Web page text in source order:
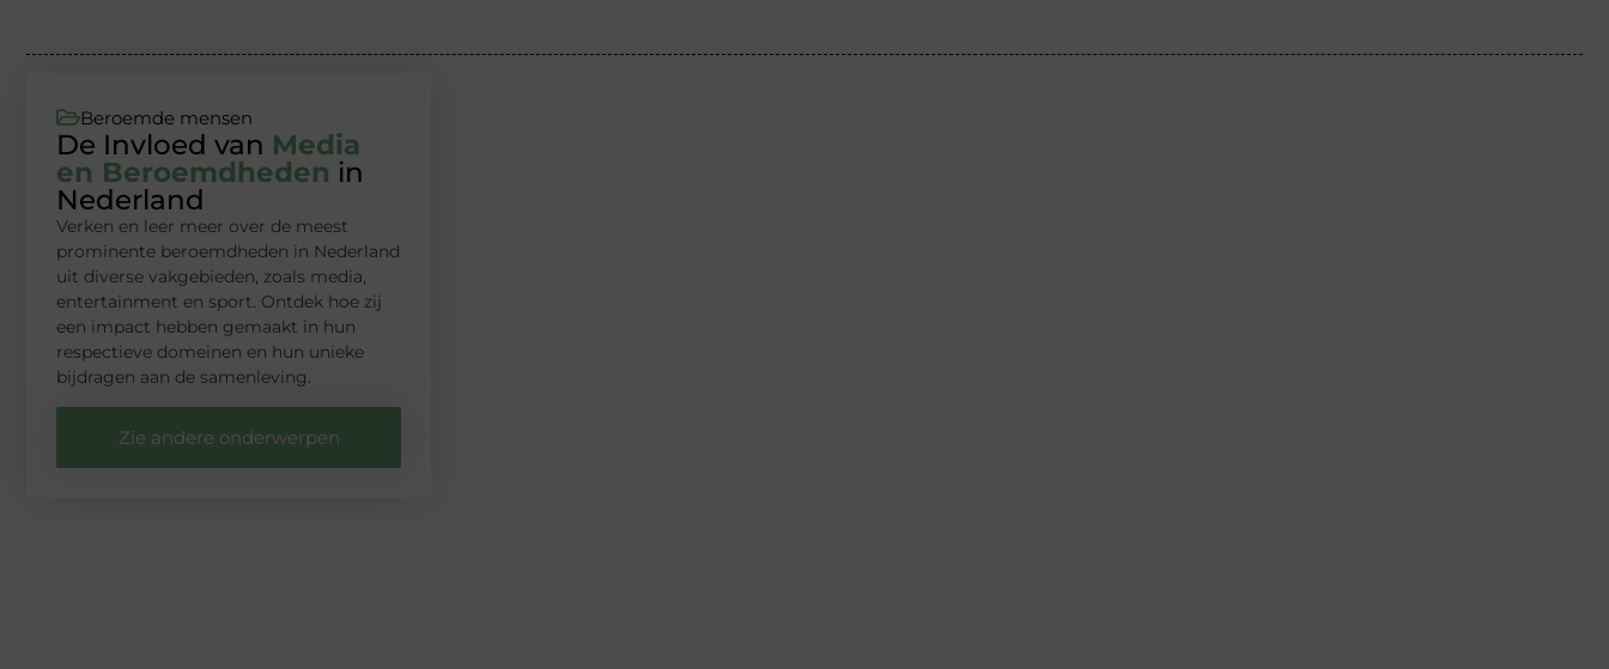
Beroemde mensen
De Invloed van Media
en Beroemdheden in
Nederland
Verken en leer meer over de meest
prominente beroemdheden in Nederland
uit diverse vakgebieden, zoals media,
entertainment en sport. Ontdek hoe zij
een impact hebben gemaakt in hun
respectieve domeinen en hun unieke
bijdragen aan de samenleving.
Zie andere onderwerpen